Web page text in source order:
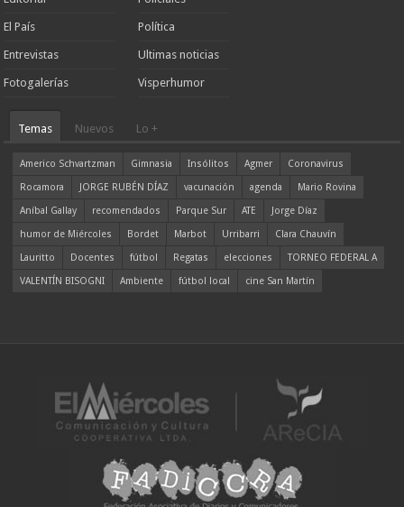
El País
Entrevistas
Fotogalerías
Política
Ultimas noticias
Visperhumor
Temas Nuevos Lo +
Americo Schvartzman Gimnasia Insólitos Agmer
Coronavirus
Rocamora
JORGE RUBÉN DÍAZ vacunación agenda
Mario Rovina
Aníbal Gallay
recomendados Parque Sur ATE
Jorge Díaz
humor de Miércoles
Bordet Marbot Urribarri
Clara Chauvín
Lauritto
Docentes fútbol Regatas elecciones
TORNEO FEDERAL A
VALENTÍN BISOGNI
Ambiente fútbol local cine San Martín